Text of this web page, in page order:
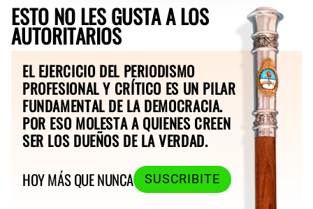
ESTO NO LES GUSTA A LOS
AUTORITARIOS
EL EJERCICIO DEL PERIODISMO
PROFESIONAL Y CRÍTICO ES UN PILAR
FUNDAMENTAL DE LA DEMOCRACIA.
POR ESO MOLESTA A QUIENES CREEN
SER LOS DUEÑOS DE LA VERDAD.
HOY MÁS QUE NUNCA
SUSCRIBITE